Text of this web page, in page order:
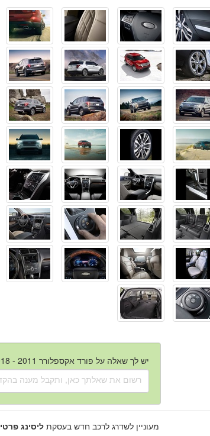
יש לך שאלה על פורד אקספלורר 2011 - 2018 החדשה?
מעוניין לשדרג לרכב חדש בעסקתליסינג פרטי